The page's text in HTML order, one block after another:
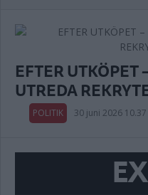
EFTER
UTREDA
POLITIK 30 juni 2026 10.37